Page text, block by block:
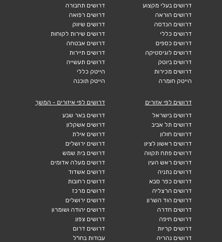
דרושים בעלי מקצוע
דרושים הוראה
דרושים הנדסה
דרושים כללי
דרושים כספים
דרושים לוגיסטיקה
דרושים ביוטק
דרושים מכירות
הייטק חומרה
דרושים תחבורה
דרושים רפואה
דרושים שיווק
דרושים שירות לקוחות
דרושים אבטחה
דרושים תיירות
דרושים תעשייה
הייטק כללי
הייטק תוכנה
דרושים לפי אזורים
דרושים בישראל
דרושים תל אביב
דרושים חולון
דרושים ראשון לציון
דרושים פתח תקווה
דרושים ראש העין
דרושים נתניה
דרושים כפר סבא
דרושים הרצליה
דרושים הוד השרון
דרושים חדרה
דרושים חיפה
דרושים קריות
דרושים נהריה
דרושים לפי איזורים - המשך
דרושים באר שבע
דרושים אשקלון
דרושים אילת
דרושים ירושלים
דרושים בית שמש
דרושים מעלה אדומים
דרושים אשדוד
דרושים רחובות
דרושים מרכז
דרושים ירושלים
דרושים יהודה ושומרון
דרושים צפון
דרושים דרום
עבודות בחו"ל